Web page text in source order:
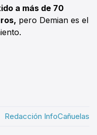
a más de 70
pero Demian es el
Redacción InfoCañuelas